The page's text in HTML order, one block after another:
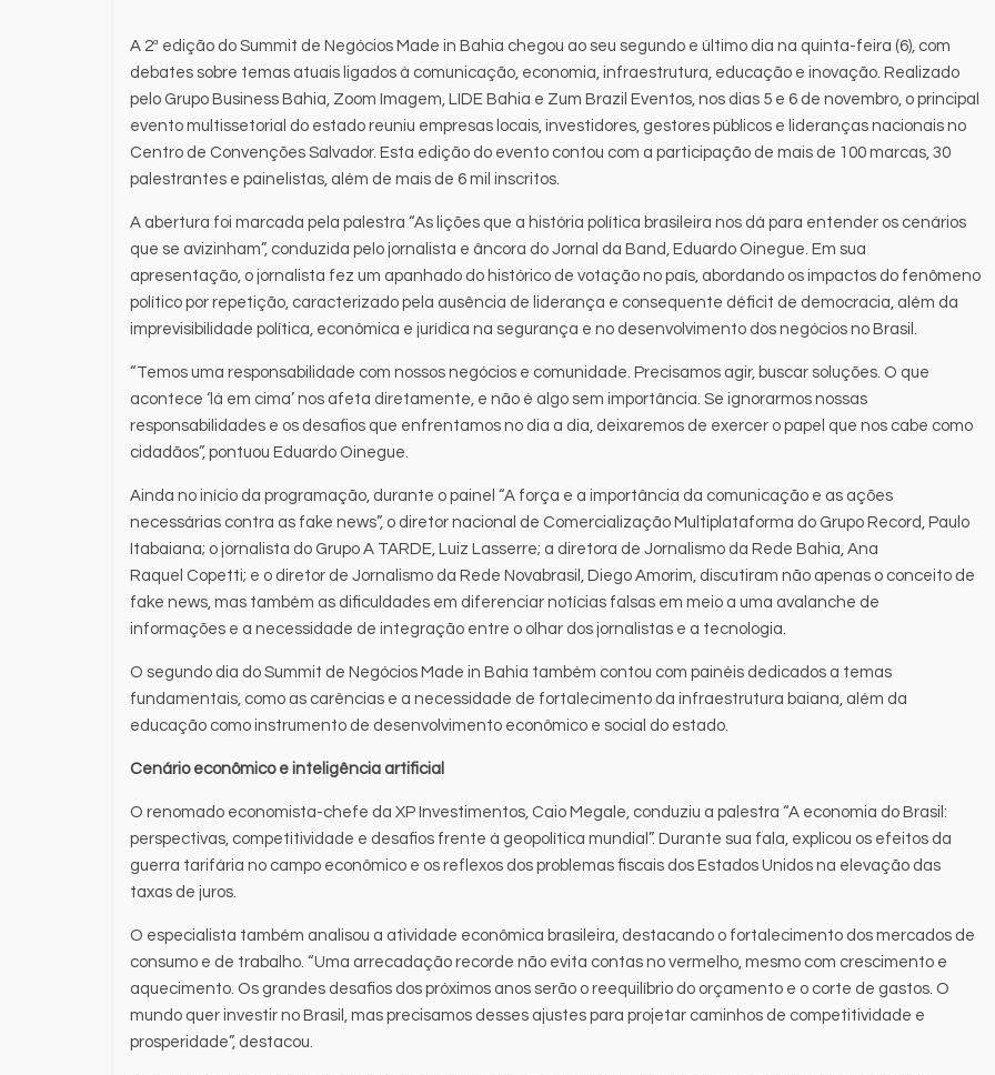
A 2ª edição do Summit de Negócios Made in Bahia chegou ao seu segundo e último dia na quinta-feira (6), com
debates sobre temas atuais ligados à comunicação, economia, infraestrutura, educação e inovação. Realizado
pelo Grupo Business Bahia, Zoom Imagem, LIDE Bahia e Zum Brazil Eventos, nos dias 5 e 6 de novembro, o principal
evento multissetorial do estado reuniu empresas locais, investidores, gestores públicos e lideranças nacionais no
Centro de Convenções Salvador. Esta edição do evento contou com a participação de mais de 100 marcas, 30
palestrantes e painelistas, além de mais de 6 mil inscritos.
A abertura foi marcada pela palestra “As lições que a história política brasileira nos dá para entender os cenários
que se avizinham”, conduzida pelo jornalista e âncora do Jornal da Band, Eduardo Oinegue. Em sua
apresentação, o jornalista fez um apanhado do histórico de votação no país, abordando os impactos do fenômeno
político por repetição, caracterizado pela ausência de liderança e consequente déficit de democracia, além da
imprevisibilidade política, econômica e jurídica na segurança e no desenvolvimento dos negócios no Brasil.
“Temos uma responsabilidade com nossos negócios e comunidade. Precisamos agir, buscar soluções. O que
acontece ‘lá em cima’ nos afeta diretamente, e não é algo sem importância. Se ignorarmos nossas
responsabilidades e os desafios que enfrentamos no dia a dia, deixaremos de exercer o papel que nos cabe como
cidadãos”, pontuou Eduardo Oinegue.
Ainda no início da programação, durante o painel “A força e a importância da comunicação e as ações
necessárias contra as fake news”, o diretor nacional de Comercialização Multiplataforma do Grupo Record, Paulo
Itabaiana; o jornalista do Grupo A TARDE, Luiz Lasserre; a diretora de Jornalismo da Rede Bahia, Ana
Raquel Copetti; e o diretor de Jornalismo da Rede Novabrasil, Diego Amorim, discutiram não apenas o conceito de
fake news, mas também as dificuldades em diferenciar notícias falsas em meio a uma avalanche de
informações e a necessidade de integração entre o olhar dos jornalistas e a tecnologia.
O segundo dia do Summit de Negócios Made in Bahia também contou com painéis dedicados a temas
fundamentais, como as carências e a necessidade de fortalecimento da infraestrutura baiana, além da
educação como instrumento de desenvolvimento econômico e social do estado.
Cenário econômico e inteligência artificial
O renomado economista-chefe da XP Investimentos, Caio Megale, conduziu a palestra “A economia do Brasil:
perspectivas, competitividade e desafios frente à geopolítica mundial”. Durante sua fala, explicou os efeitos da
guerra tarifária no campo econômico e os reflexos dos problemas fiscais dos Estados Unidos na elevação das
taxas de juros.
O especialista também analisou a atividade econômica brasileira, destacando o fortalecimento dos mercados de
consumo e de trabalho. “Uma arrecadação recorde não evita contas no vermelho, mesmo com crescimento e
aquecimento. Os grandes desafios dos próximos anos serão o reequilíbrio do orçamento e o corte de gastos. O
mundo quer investir no Brasil, mas precisamos desses ajustes para projetar caminhos de competitividade e
prosperidade”, destacou.